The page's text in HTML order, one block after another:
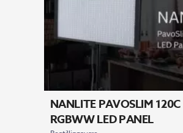
NANLITE PAVOSLIM 120C
RGBWW LED PANEL